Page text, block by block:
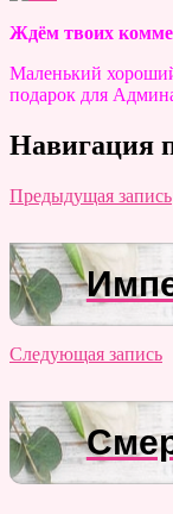
Ждём твоих
Маленький
подарок для
Навигация
Предыдущая запись
Следующая запись